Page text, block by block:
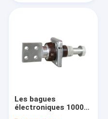
Les bagues
électroniques 1000-